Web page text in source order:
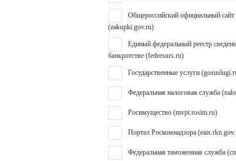
Общероссийский официальный сайт
(zakupki.gov.ru)
Единый федеральный реестр
банкротстве (fedresurs.ru)
Государственные услуги
Федеральная налоговая служба
Росимущество (mvpt.rosim.ru)
Портал Роскомнадзора
Федеральная таможенная служба